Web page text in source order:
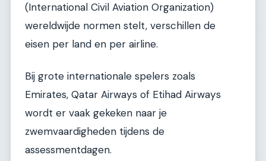
(International Civil Aviation Organization)
wereldwijde normen stelt, verschillen de
eisen per land en per airline.
Bij grote internationale spelers zoals
Emirates, Qatar Airways of Etihad Airways
wordt er vaak gekeken naar je
zwemvaardigheden tijdens de
assessmentdagen.